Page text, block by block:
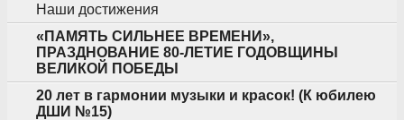
Наши достижения
«ПАМЯТЬ СИЛЬНЕЕ ВРЕМЕНИ»,
ПРАЗДНОВАНИЕ 80-ЛЕТИЕ ГОДОВЩИНЫ
ВЕЛИКОЙ ПОБЕДЫ
20 лет в гармонии музыки и красок! (К юбилею
ДШИ №15)